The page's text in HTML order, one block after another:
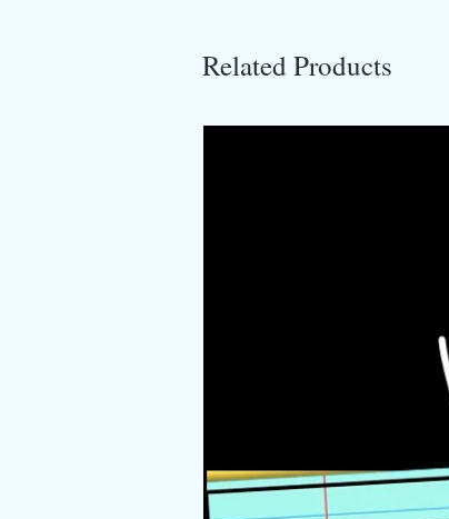
Related Products